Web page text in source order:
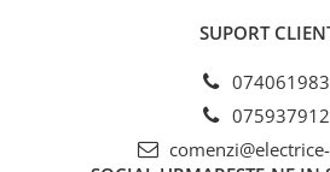
Tablouri electrice IP40
SUPORT